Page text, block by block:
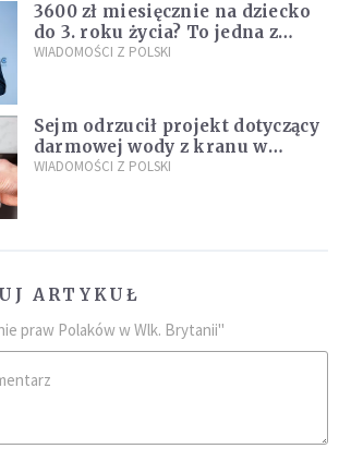
3600 zł miesięcznie na dziecko
do 3. roku życia? To jedna z
propozycji programu "Rozwój
WIADOMOŚCI Z POLSKI
Sejm odrzucił projekt dotyczący
darmowej wody z kranu w
restauracjach
WIADOMOŚCI Z POLSKI
ARTYKUŁ
praw Polaków w Wlk. Brytanii"